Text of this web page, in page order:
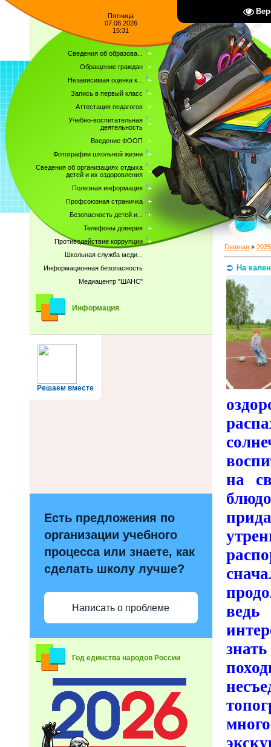
Пятница
07.08.2026
15:31
Сведения об образова...
Обращение граждан
Независимая оценка к...
Запись в первый класс
Аттестация педагогов
Учебно-воспитательная
деятельность
Введение ФООП
Фотографии школьной жизни
Сведения об организациях отдыха
детей и их оздоровления
Полезная информация
Профсоюзная страничка
Безопасность детей и...
Телефоны доверия
Противодействие коррупции
Школьная служба меди...
Информационная безопасность
Медиацентр "ШАНС"
Информация
Решаем вместе
Есть предложения по
организации учебного
процесса или знаете, как
сделать школу лучше?
Написать о проблеме
Год единства народов России
Главная » 2025
На
на